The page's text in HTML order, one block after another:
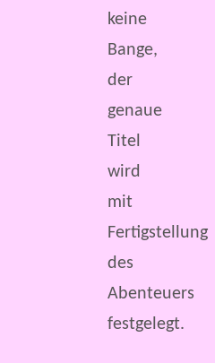
keine
Bange,
der
genaue
Titel
wird
mit
Fertigstellung
des
Abenteuers
festgelegt.